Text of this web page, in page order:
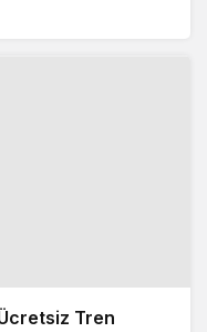
Tren